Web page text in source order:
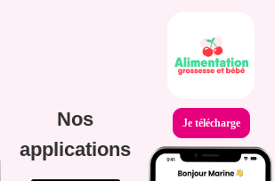
Nos
applications
Je télécharge